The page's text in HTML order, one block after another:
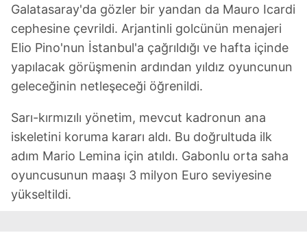
Galatasaray'da gözler bir yandan da Mauro Icardi
cephesine çevrildi. Arjantinli golcünün menajeri
Elio Pino'nun İstanbul'a çağrıldığı ve hafta içinde
yapılacak görüşmenin ardından yıldız oyuncunun
geleceğinin netleşeceği öğrenildi.
Sarı-kırmızılı yönetim, mevcut kadronun ana
iskeletini koruma kararı aldı. Bu doğrultuda ilk
adım Mario Lemina için atıldı. Gabonlu orta saha
oyuncusunun maaşı 3 milyon Euro seviyesine
yükseltildi.